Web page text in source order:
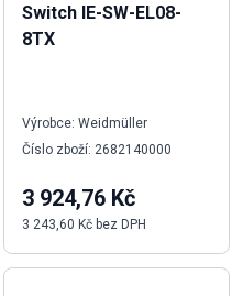
Switch IE-SW-EL08-
8TX
Výrobce: Weidmüller
Číslo zboží: 2682140000
3 924,76 Kč
3 243,60 Kč bez DPH